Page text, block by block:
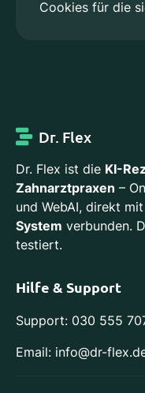
Cookies für die
Dr. Flex
Dr. Flex ist die KI-
Zahnarztpraxen –
und WebAI, direkt
System verbunden.
testiert.
Hilfe & Support
Support: 030 555
Email: info@dr-